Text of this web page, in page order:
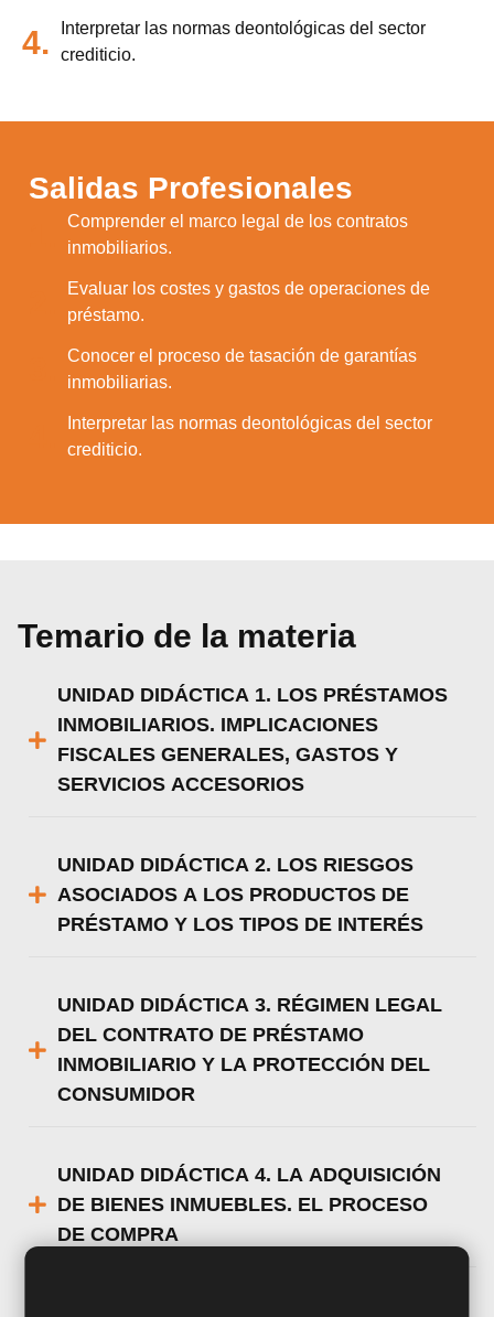
4.
Interpretar las normas deontológicas del sector
crediticio.
Salidas Profesionales
Comprender el marco legal de los contratos
inmobiliarios.
Evaluar los costes y gastos de operaciones de
préstamo.
Conocer el proceso de tasación de garantías
inmobiliarias.
Interpretar las normas deontológicas del sector
crediticio.
Temario de la materia
UNIDAD DIDÁCTICA 1. LOS PRÉSTAMOS
INMOBILIARIOS. IMPLICACIONES
FISCALES GENERALES, GASTOS Y
SERVICIOS ACCESORIOS
UNIDAD DIDÁCTICA 2. LOS RIESGOS
ASOCIADOS A LOS PRODUCTOS DE
PRÉSTAMO Y LOS TIPOS DE INTERÉS
UNIDAD DIDÁCTICA 3. RÉGIMEN LEGAL
DEL CONTRATO DE PRÉSTAMO
INMOBILIARIO Y LA PROTECCIÓN DEL
CONSUMIDOR
UNIDAD DIDÁCTICA 4. LA ADQUISICIÓN
DE BIENES INMUEBLES. EL PROCESO
DE COMPRA